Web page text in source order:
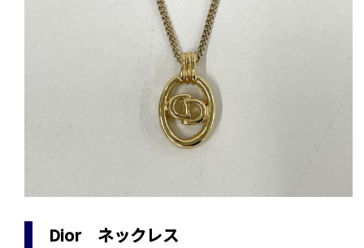
Dior ネックレス